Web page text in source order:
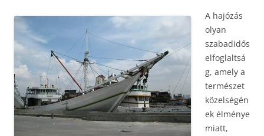
A hajózás
olyan
szabadidős
elfoglaltsá
g, amely a
természet
közelségén
ek élménye
miatt,